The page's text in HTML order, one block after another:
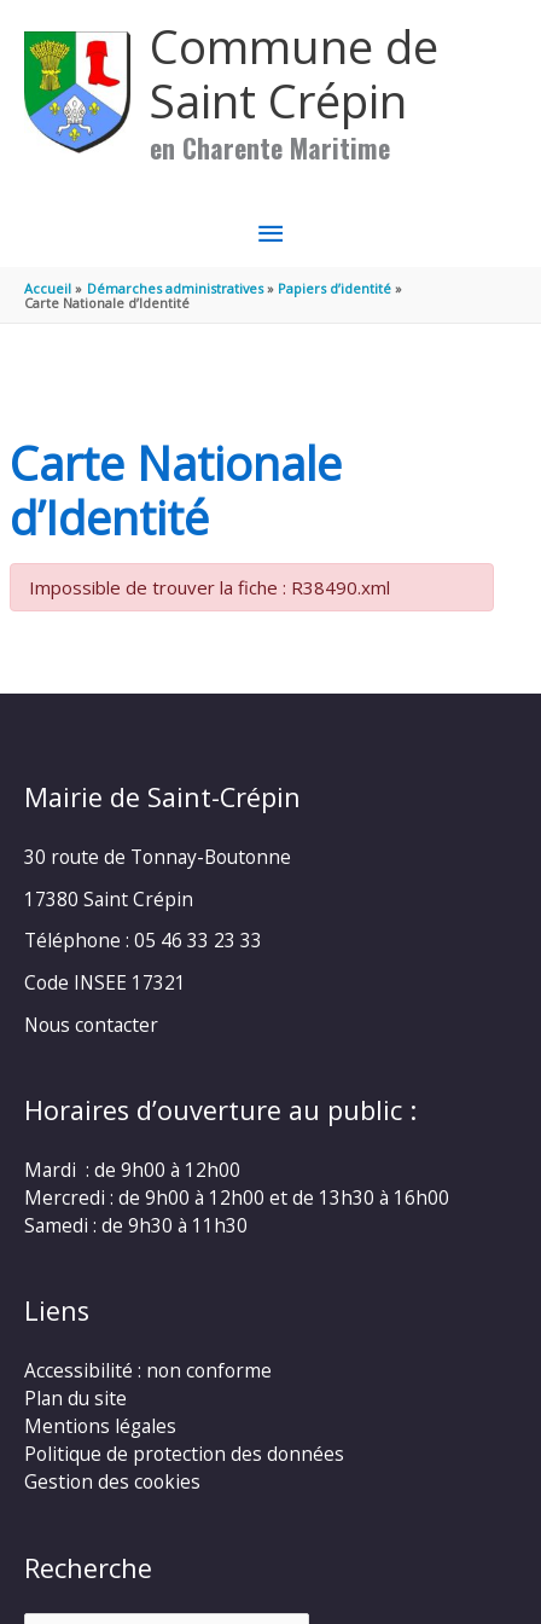
Commune de
Saint Crépin
en Charente Maritime
MENU
PRINCIPAL
Accueil Démarches administratives
Papiers d’identité
Carte Nationale d’Identité
Carte Nationale
d’Identité
Impossible de trouver la fiche : R38490.xml
Mairie de Saint-Crépin
30 route de Tonnay-Boutonne
17380 Saint Crépin
Téléphone : 05 46 33 23 33
Code INSEE 17321
Nous contacter
Horaires d’ouverture au public :
Mardi : de 9h00 à 12h00
Mercredi : de 9h00 à 12h00 et de 13h30 à 16h00
Samedi : de 9h30 à 11h30
Liens
Accessibilité : non conforme
Plan du site
Mentions légales
Politique de protection des données
Gestion des cookies
Recherche